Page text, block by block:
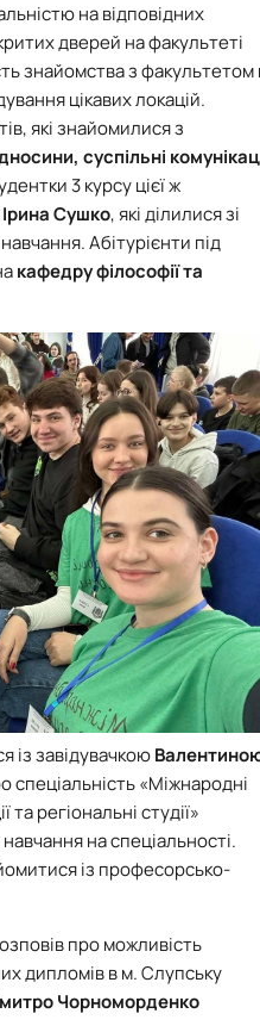
на відповідних
дверей на факультеті
знайомства з факультетом
цікавих локацій.
які знайомилися з
суспільні
3 курсу цієї ж
Ірина Сушко, які ділилися зі
Абітурієнти під
кафедру філософії та
із завідувачкою
спеціальність «Міжнародні
та регіональні студії»
на спеціальності.
із професорсько-
про можливість
дипломів в м. Слупську
Чорноморденко